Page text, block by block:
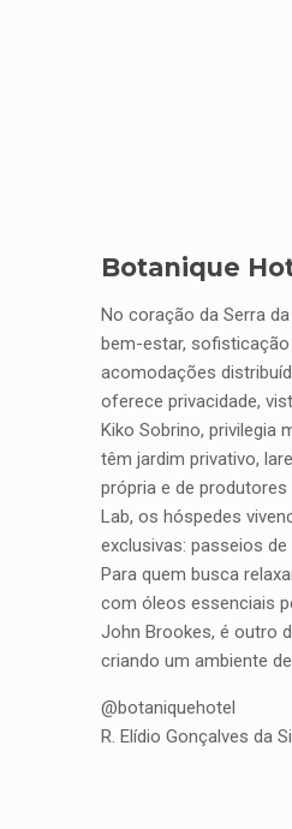
Botanique
No coração da Serra
bem-estar, sofisticação
acomodações
oferece privacidade,
Kiko Sobrino, privilegia
têm jardim privativo,
própria e de
Lab, os hóspedes
exclusivas: passeios
Para quem busca
com óleos essenciais
John Brookes, é outro
criando um ambiente
@botaniquehotel
R. Elídio Gonçalves da